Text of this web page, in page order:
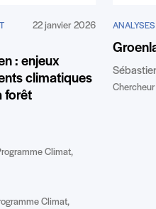
22 janvier 2026
: enjeux
climatiques
forêt
Climat,
Climat,
ANALYSES